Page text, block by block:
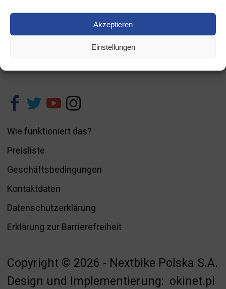
Akzeptieren
Einstellungen
Leider ist der Eintrag nur auf
Wie funktioniert das?
Preisliste
Geschäftsbedingungen
Kontaktdaten
Datenschutzerklärung
Erklärung zur Barrierefreiheit
Copyright © 2026 - Nextbike Polska S.A.
Design und Implementierung: okinet.pl